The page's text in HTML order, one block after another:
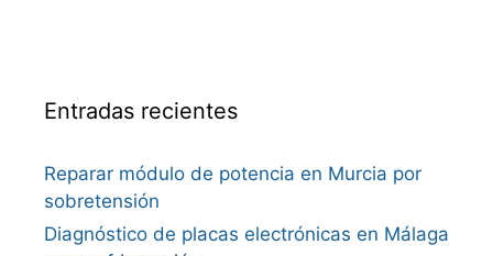
Entradas recientes
Reparar módulo de potencia en Murcia por
sobretensión
Diagnóstico de placas electrónicas en Málaga